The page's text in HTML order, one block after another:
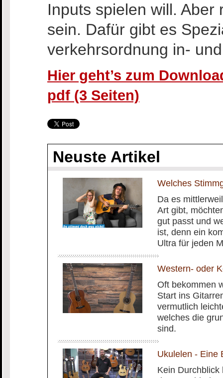
Inputs spielen will.
sein. Dafür gibt es
verkehrsordnung in-
Hier geht’s zum
pdf (3 Seiten)
Neuste Artikel
Welches
Da es
Art gibt,
gut passt und
ist, denn ein
Ultra für jeden
Western- oder
Oft bekommen
Start ins
vermutlich
welches die
sind.
Ukulelen - Eine
Kein Durchblick